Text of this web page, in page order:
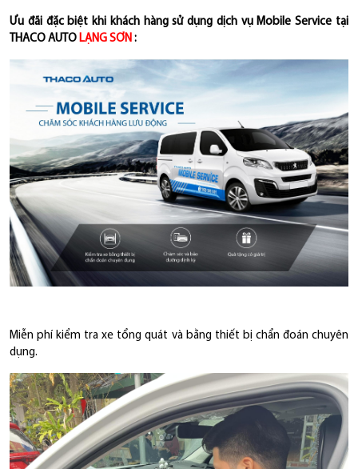
Ưu đãi đặc biệt khi khách hàng sử dụng dịch vụ Mobile Service tại
THACO AUTO LẠNG SƠN :
Miễn phí kiểm tra xe tổng quát và bằng thiết bị chẩn đoán chuyên
dụng.